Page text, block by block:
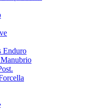
Enduro